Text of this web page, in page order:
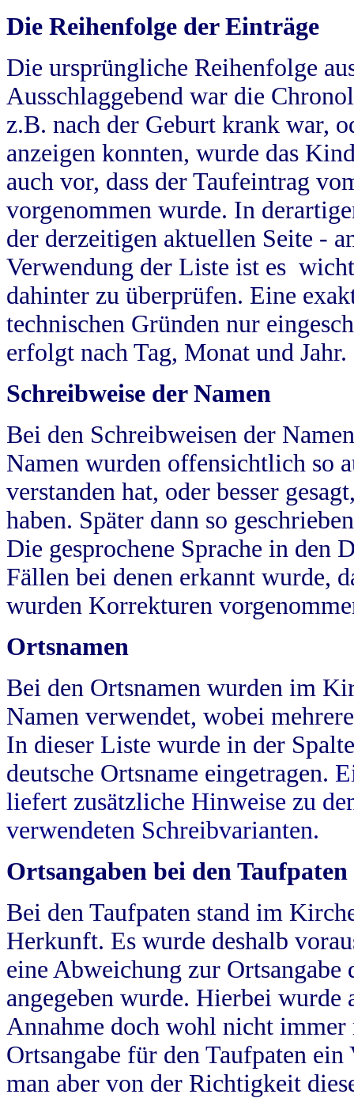
Die Reihenfolge der Einträge
Die ursprüngliche Reihenfolge
Ausschlaggebend war die
z.B. nach der Geburt krank war,
anzeigen konnten, wurde das
auch vor, dass der Taufeintrag
vorgenommen wurde. In
der derzeitigen aktuellen Seite -
Verwendung der Liste ist es
dahinter zu überprüfen. Eine
technischen Gründen nur
erfolgt nach Tag, Monat und Jahr.
Schreibweise der Namen
Bei den Schreibweisen der
Namen wurden offensichtlich so
verstanden hat, oder besser
haben. Später dann so
Die gesprochene Sprache in
Fällen bei denen erkannt wurde,
wurden Korrekturen
Ortsnamen
Bei den Ortsnamen wurden im
Namen verwendet, wobei
In dieser Liste wurde in der
deutsche Ortsname eingetragen.
liefert zusätzliche Hinweise zu
verwendeten Schreibvarianten.
Ortsangaben bei den Taufpaten
Bei den Taufpaten stand im
Herkunft. Es wurde deshalb
eine Abweichung zur
angegeben wurde. Hierbei wurde
Annahme doch wohl nicht
Ortsangabe für den Taufpaten
man aber von der Richtigkeit